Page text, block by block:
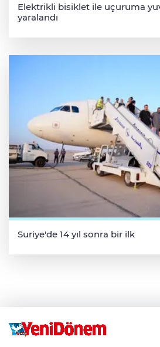
Elektrikli bisiklet ile uçuruma
yaralandı
Suriye'de 14 yıl sonra bir ilk